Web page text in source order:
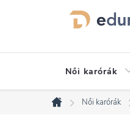
Női karórák
Kezdőlap
Női karórák